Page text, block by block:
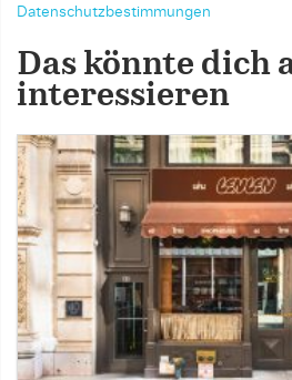
Datenschutzbestimmungen
Das könnte dich
interessieren